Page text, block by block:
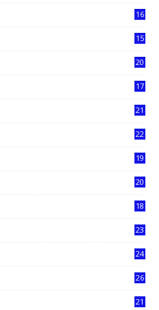
16
15
20
17
21
22
19
20
18
23
24
26
21